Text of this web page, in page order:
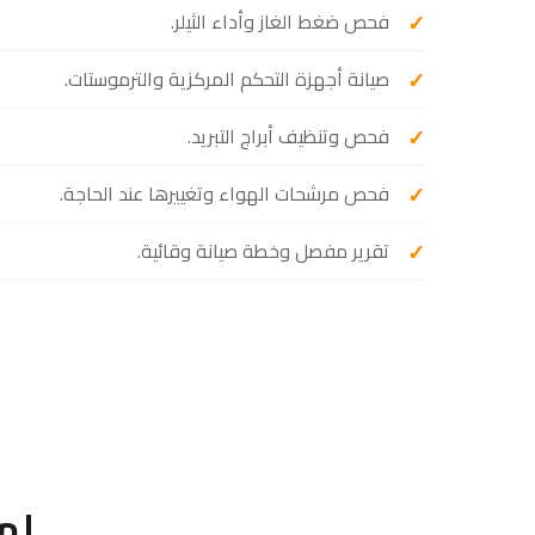
فحص ضغط الغاز وأداء الثيلر.
صيانة أجهزة التحكم المركزية والترموستات.
فحص وتنظيف أبراج التبريد.
فحص مرشحات الهواء وتغييرها عند الحاجة.
تقرير مفصل وخطة صيانة وقائية.